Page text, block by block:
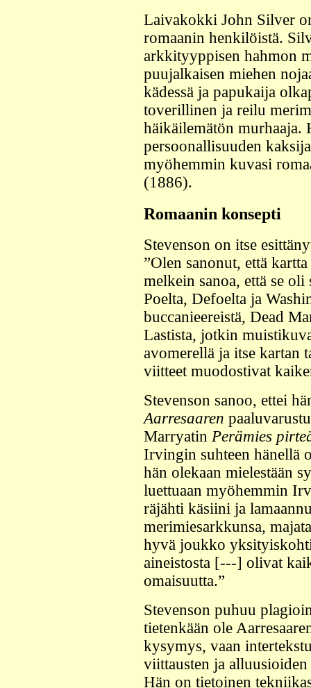
Laivakokki John Silver
romaanin henkilöistä.
arkkityyppisen hahmon
puujalkaisen miehen
kädessä ja papukaija
toverillinen ja reilu
häikäilemätön murhaaja.
persoonallisuuden
myöhemmin kuvasi
(1886).
Romaanin konsepti
Stevenson on itse
”Olen sanonut, että
melkein sanoa, että se
Poelta, Defoelta ja
buccanieereistä, Dead
Lastista, jotkin
avomerellä ja itse kartan
viitteet muodostivat
Stevenson sanoo, ettei
Aarresaaren
Marryatin Perämies
Irvingin suhteen hänellä
hän olekaan mielestään
luettuaan myöhemmin
räjähti käsiini ja
merimiesarkkunsa,
hyvä joukko
aineistosta [---] olivat
omaisuutta.”
Stevenson puhuu
tietenkään ole
kysymys, vaan
viittausten ja alluusioiden
Hän on tietoinen